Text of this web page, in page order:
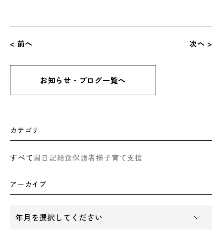
< 前へ 次へ >
お知らせ・ブログ一覧へ
カテゴリ
すべて園日記給食保護者様子育て支援
アーカイブ